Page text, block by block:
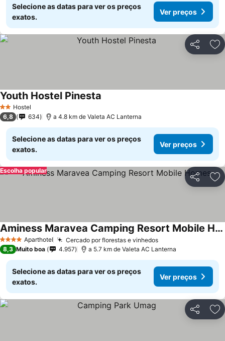
Selecione as datas para ver os preços
exatos.
Ver preços
Partilhar
2 Estrelas
Hostel
Youth Hostel Pinesta
6,8 634 a 4.8 km de Valeta AC Lanterna
Selecione as datas para ver os preços
exatos.
Ver preços
Partilhar
Escolha popular
4 EstrelasAparthotel Cercado por florestas e vinhedos
Aminess Maravea Camping Resort Mobile Homes
8,3 Muito boa 4.957 a 5.7 km de Valeta AC Lanterna
Selecione as datas para ver os preços
exatos.
Ver preços
Partilhar